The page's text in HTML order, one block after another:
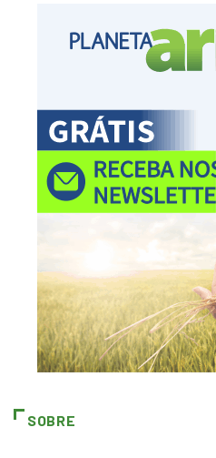
SOBRE